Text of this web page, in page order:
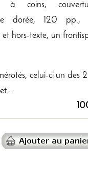
à coins,
dorée, 120 pp.,
hors-texte, un
celui-ci un des
...